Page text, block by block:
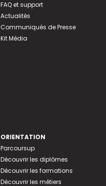
FAQ et support
Actualités
Communiqués de Presse
Kit Média
ORIENTATION
Parcoursup
Découvrir les diplômes
Découvrir les formations
Découvrir les métiers